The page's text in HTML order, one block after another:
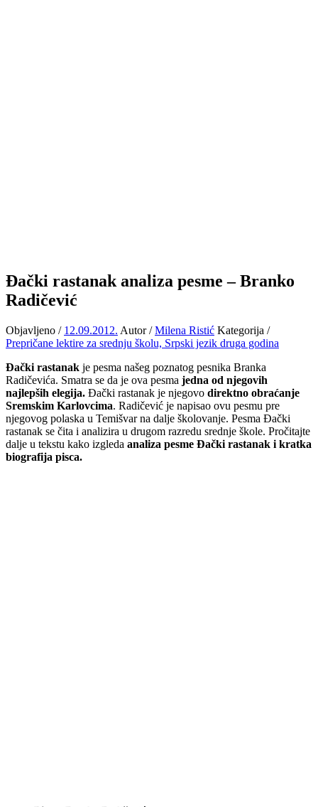
Đački rastanak analiza pesme – Branko
Radičević
Objavljeno / 12.09.2012. Autor /Milena Ristić Kategorija /
Prepričane lektire za srednju školu, Srpski jezik druga godina
Đački rastanak je pesma našeg poznatog pesnika Branka
Radičevića. Smatra se da je ova pesma jedna od njegovih
najlepših elegija. Đački rastanak je njegovo direktno obraćanje
Sremskim Karlovcima. Radičević je napisao ovu pesmu pre
njegovog polaska u Temišvar na dalje školovanje. Pesma Đački
rastanak se čita i analizira u drugom razredu srednje škole. Pročitajte
dalje u tekstu kako izgleda analiza pesme Đački rastanak i kratka
biografija pisca.